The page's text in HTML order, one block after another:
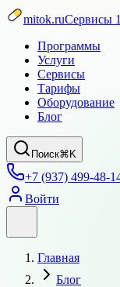
mitok.ruСервисы
Программы
Услуги
Сервисы
Тарифы
Оборудование
Блог
Поиск⌘K
+7 (937) 499-48-
Войти
Главная
Блог